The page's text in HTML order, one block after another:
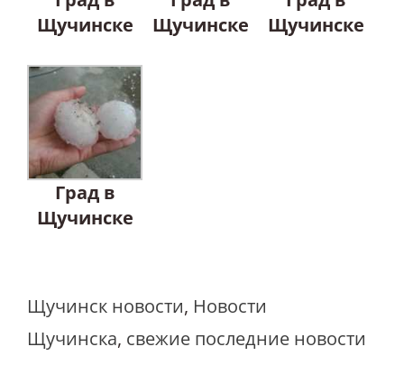
Щучинске
Щучинске
Щучинске
Град в
Щучинске
Щучинск новости, Новости
Щучинска, свежие последние новости